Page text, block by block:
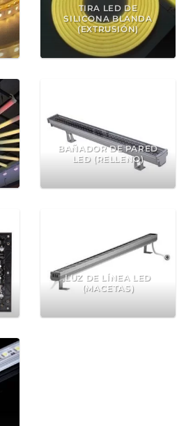
TIRA LED DE
SILICONA BLANDA
(EXTRUSIÓN)
BAÑADOR DE PARED
LED (RELLENO)
LUZ DE LÍNEA LED
(MACETAS)